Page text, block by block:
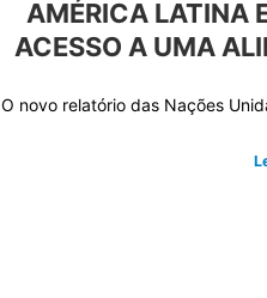
AMÉRICA LATINA
ACESSO A UMA
O novo relatório das Nações